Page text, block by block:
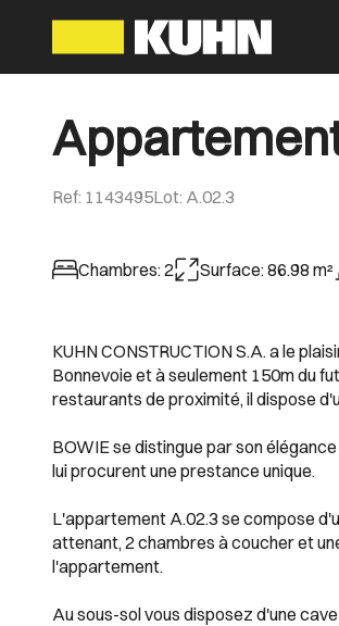
Ref: 1143495Lot: A.02.3
Chambres:2 Surface:86.98 m²
KUHN CONSTRUCTION S.A. a le
Bonnevoie et à seulement 150m du
restaurants de proximité, il dispose
BOWIE se distingue par son
lui procurent une prestance unique.
L'appartement A.02.3 se compose
attenant, 2 chambres à coucher et
l'appartement.
Au sous-sol vous disposez d'une